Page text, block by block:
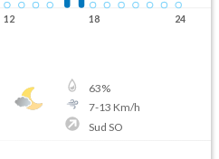
12 18 24
63%
7-13 Km/h
Sud SO